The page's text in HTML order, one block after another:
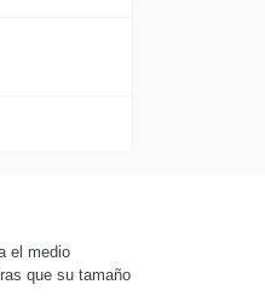
el medio
que su tamaño